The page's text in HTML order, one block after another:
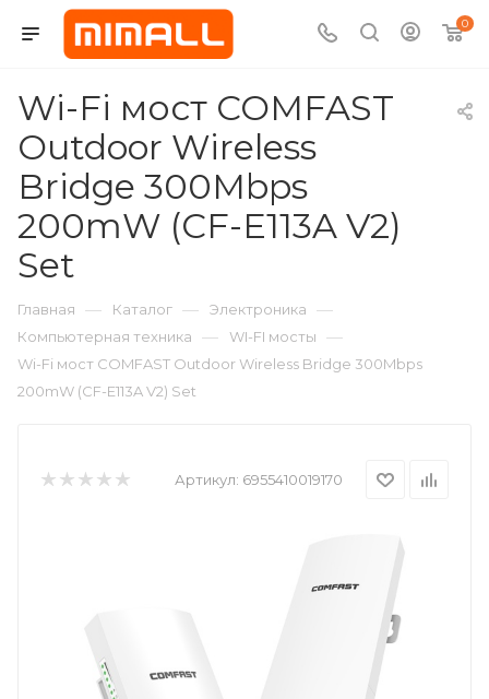
0
Wi-Fi мост COMFAST
Outdoor Wireless
Bridge 300Mbps
200mW (CF-E113A V2)
Set
Главная — Каталог — Электроника —
Компьютерная техника — WI-FI мосты —
Wi-Fi мост COMFAST Outdoor Wireless Bridge 300Mbps
200mW (CF-E113A V2) Set
Артикул: 6955410019170